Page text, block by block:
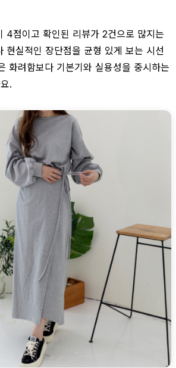
4점이고 확인된 리뷰가 2건으로 많지는
현실적인 장단점을 균형 있게 보는 시선
화려함보다 기본기와 실용성을 중시하는
.